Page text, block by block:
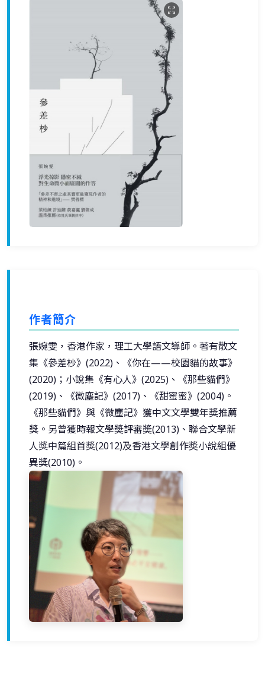
作者簡介
張婉雯，香港作家，理工大學語文導師。著有散文
集《參差杪》(2022)、《你在——校園貓的故事》
(2020)；小說集《有心人》(2025)、《那些貓們》
(2019)、《微塵記》(2017)、《甜蜜蜜》(2004)。
《那些貓們》與《微塵記》獲中文文學雙年獎推薦
獎。另曾獲時報文學奬評審奬(2013)、聯合文學新
人獎中篇組首獎(2012)及香港文學創作奬小說組優
異獎(2010)。